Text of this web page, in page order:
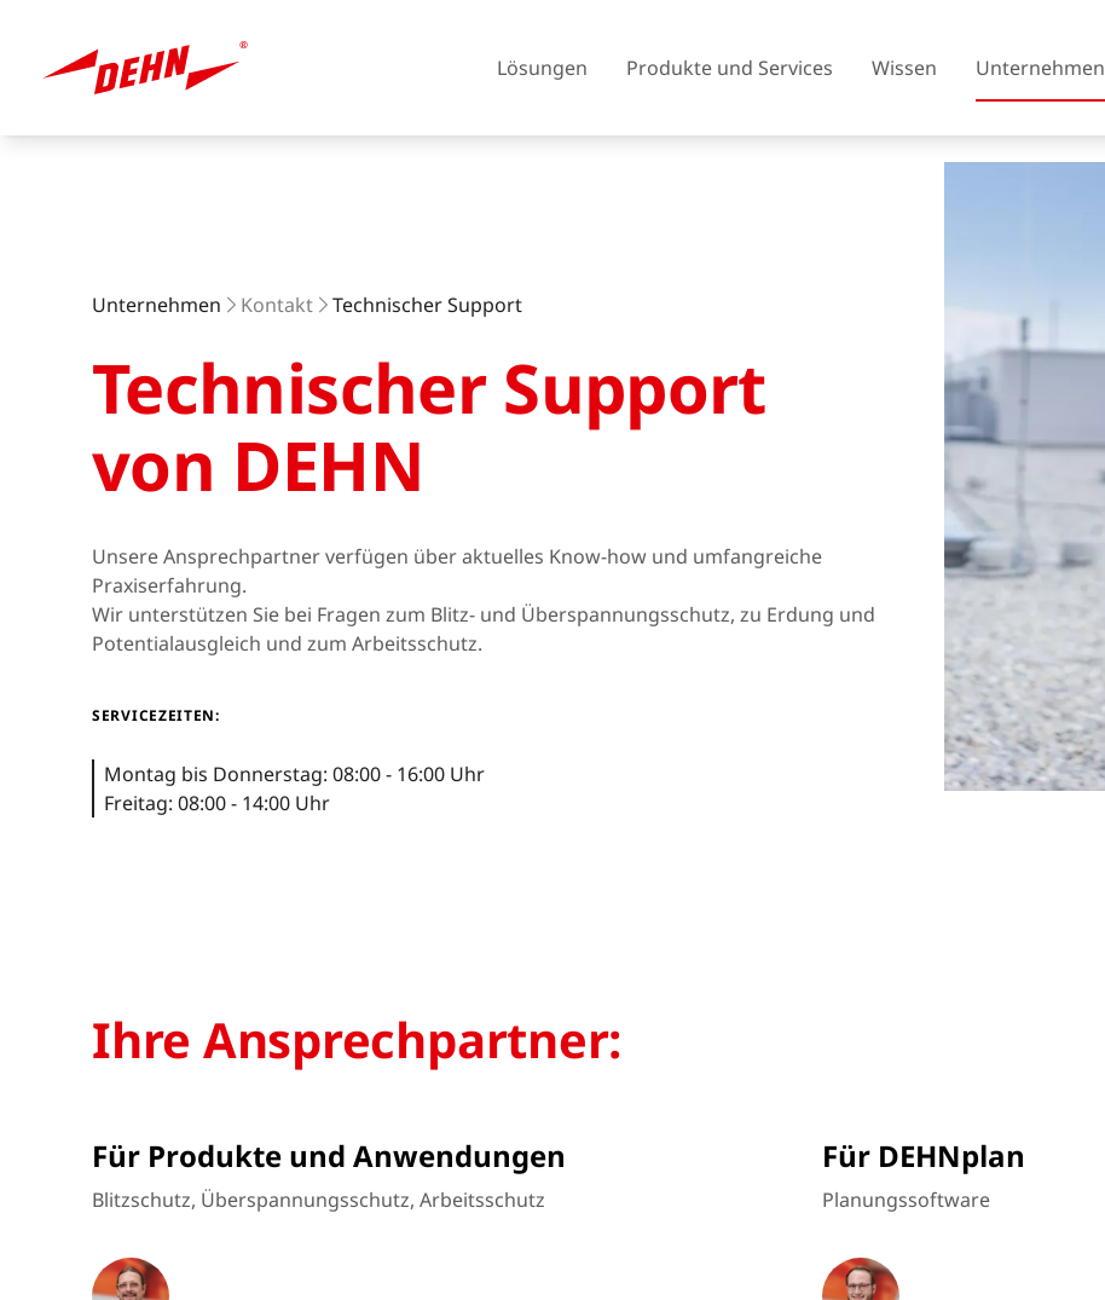
Lösungen Produkte und Services Wissen Unternehmen
Europa
Asien & Ozeanien
Afrika & Mittlerer
Finnland
Frankreich
Vereinigtes Königreich
Griechenland
Nordmazedonien
Norway
Polen
Rumänien
Schweden
Ukraine
Unternehmen Kontakt Technischer Support
Technischer Support
von DEHN
Unsere Ansprechpartner verfügen über aktuelles Know-how und umfangreiche
Praxiserfahrung.
Wir unterstützen Sie bei Fragen zum Blitz- und Überspannungsschutz, zu Erdung und
Potentialausgleich und zum Arbeitsschutz.
SERVICEZEITEN:
Montag bis Donnerstag: 08:00 - 16:00 Uhr
Freitag: 08:00 - 14:00 Uhr
Ihre Ansprechpartner:
Für Produkte und Anwendungen
Blitzschutz, Überspannungsschutz, Arbeitsschutz
Für DEHNplan
Planungssoftware